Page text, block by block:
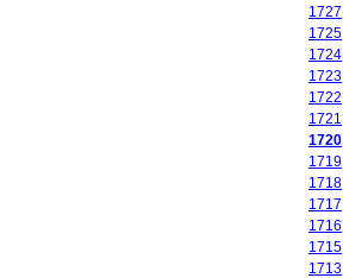
1727
1725
1724
1723
1722
1721
1720
1719
1718
1717
1716
1715
1713